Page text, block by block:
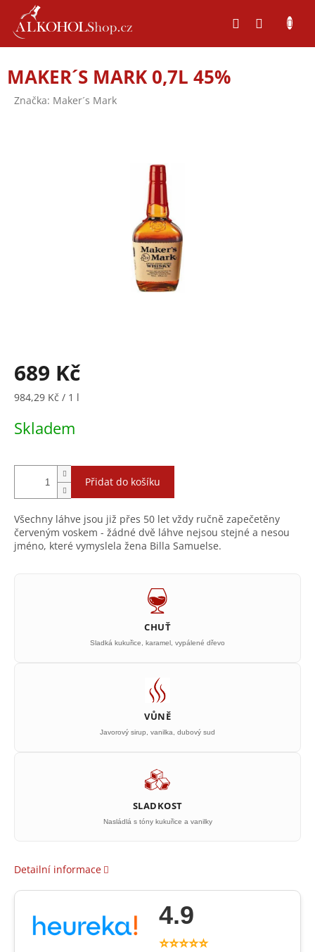
obsah
MAKER´S MARK 0,7L 45%
Značka: Maker´s Mark
689 Kč
Měrná
984,29 Kč / 1 l
Skladem
Přidat do košíku
Všechny láhve jsou již přes 50 let vždy ručně zapečetěny
červeným voskem - žádné dvě láhve nejsou stejné a nesou
jméno, které vymyslela žena Billa Samuelse.
CHUŤ
Sladká kukuřice, karamel, vypálené dřevo
VŮNĚ
Javorový sirup, vanilka, dubový sud
SLADKOST
Nasládlá s tóny kukuřice a vanilky
Detailní informace
4.9
⭐⭐⭐⭐⭐